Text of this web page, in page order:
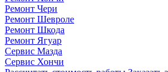
Ремонт Чери
Ремонт Шевроле
Ремонт Шкода
Ремонт Ягуар
Сервис Мазда
Сервис Хончи